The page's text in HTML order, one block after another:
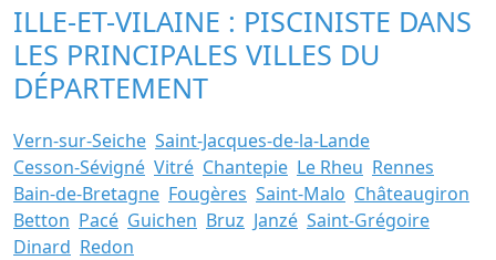
ILLE-ET-VILAINE : PISCINISTE DANS
LES PRINCIPALES VILLES DU
DÉPARTEMENT
Vern-sur-Seiche Saint-Jacques-de-la-Lande
Cesson-Sévigné Vitré Chantepie Le Rheu Rennes
Bain-de-Bretagne Fougères Saint-Malo Châteaugiron
Betton Pacé Guichen Bruz Janzé Saint-Grégoire
Dinard Redon